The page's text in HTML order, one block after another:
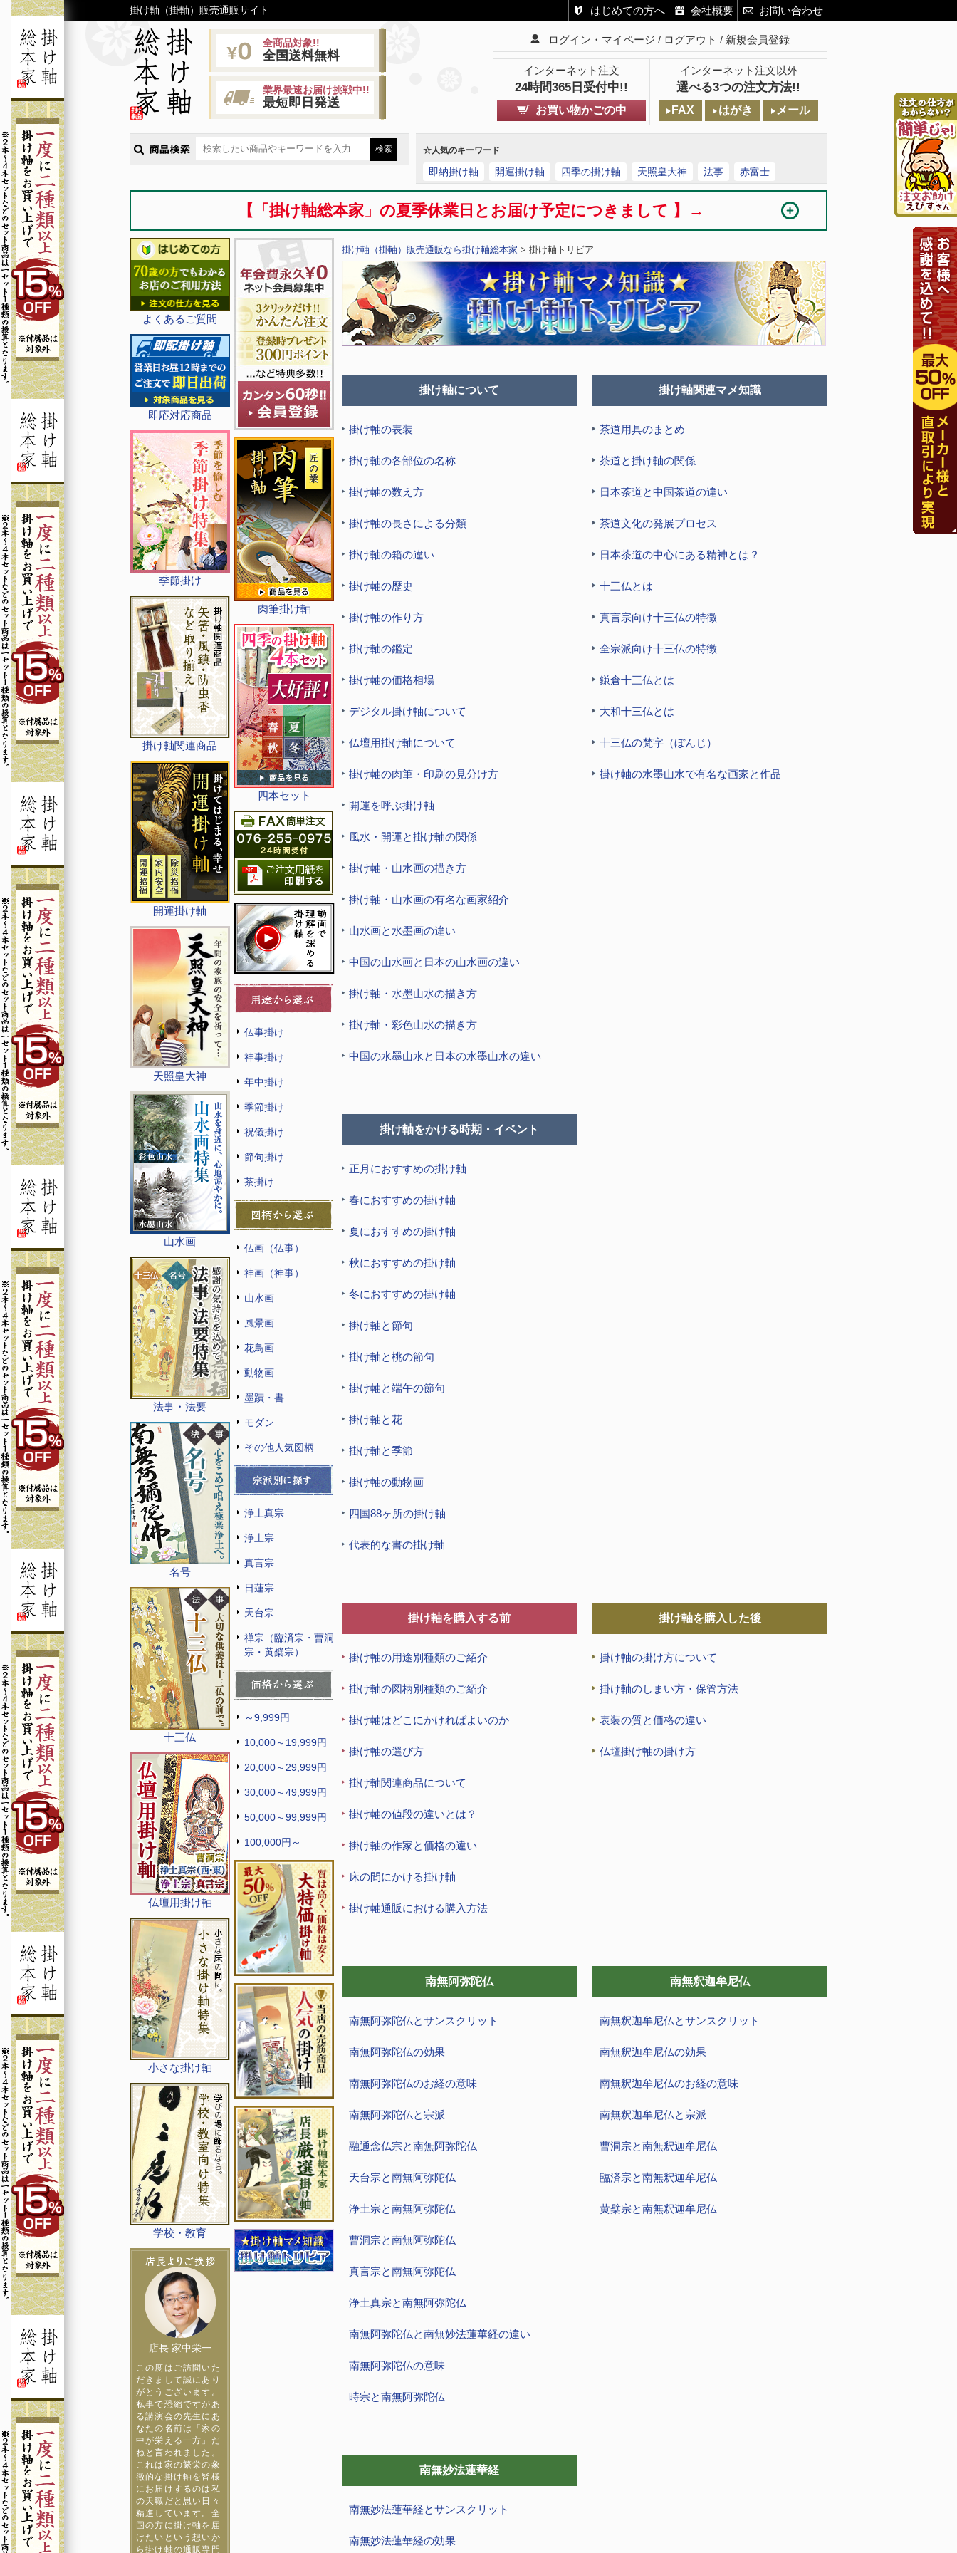
掛け軸（掛軸）販売通販サイト はじめての方へ 会社概要 お問い合わせ
全商品対象!!
全国送料無料
業界最速お届け挑戦中!!
最短即日発送
ログイン・マイページ ログアウト 新規会員登録
インターネット注文
24時間365日受付中!!
インターネット注文以外
選べる3つの注文方法!!
お買い物かごの中 FAX はがき メール
☆人気のキーワード
即納掛け軸 開運掛け軸 四季の掛け軸 天照皇大神 法事 赤富士
【「掛け軸総本家」の夏季休業日とお届け予定につきまして 】→
よくあるご質問
即応対応商品
季節掛け
掛け軸関連商品
開運掛け軸
天照皇大神
山水画
法事・法要
名号
十三仏
仏壇用掛け軸
小さな掛け軸
学校・教育
店長 家中栄一
この度はご訪問いた
だきまして誠にあり
がとうございます。
私事で恐縮ですがあ
る講演会の先生にあ
なたの名前は「家の
中が栄える一方」だ
ねと言われました。
これは家の繁栄の象
徴的な掛け軸を皆様
にお届けするのは私
の天職だと思い日々
精進しています。全
国の方に掛け軸を届
けたいという想いか
ら掛け軸の通販専門
肉筆掛け軸
四本セット
仏事掛け
神事掛け
年中掛け
季節掛け
祝儀掛け
節句掛け
茶掛け
仏画（仏事）
神画（神事）
山水画
風景画
花鳥画
動物画
墨蹟・書
モダン
その他人気図柄
浄土真宗
浄土宗
真言宗
日蓮宗
天台宗
禅宗（臨済宗・曹洞
宗・黄檗宗）
～9,999円
10,000～19,999円
20,000～29,999円
30,000～49,999円
50,000～99,999円
100,000円～
掛け軸（掛軸）販売通販なら掛け軸総本家 > 掛け軸トリビア
掛け軸について
掛け軸の表装
掛け軸の各部位の名称
掛け軸の数え方
掛け軸の長さによる分類
掛け軸の箱の違い
掛け軸の歴史
掛け軸の作り方
掛け軸の鑑定
掛け軸の価格相場
デジタル掛け軸について
仏壇用掛け軸について
掛け軸の肉筆・印刷の見分け方
開運を呼ぶ掛け軸
風水・開運と掛け軸の関係
掛け軸・山水画の描き方
掛け軸・山水画の有名な画家紹介
山水画と水墨画の違い
中国の山水画と日本の山水画の違い
掛け軸・水墨山水の描き方
掛け軸・彩色山水の描き方
中国の水墨山水と日本の水墨山水の違い
掛け軸関連マメ知識
茶道用具のまとめ
茶道と掛け軸の関係
日本茶道と中国茶道の違い
茶道文化の発展プロセス
日本茶道の中心にある精神とは？
十三仏とは
真言宗向け十三仏の特徴
全宗派向け十三仏の特徴
鎌倉十三仏とは
大和十三仏とは
十三仏の梵字（ぼんじ）
掛け軸の水墨山水で有名な画家と作品
掛け軸をかける時期・イベント
正月におすすめの掛け軸
春におすすめの掛け軸
夏におすすめの掛け軸
秋におすすめの掛け軸
冬におすすめの掛け軸
掛け軸と節句
掛け軸と桃の節句
掛け軸と端午の節句
掛け軸と花
掛け軸と季節
掛け軸の動物画
四国88ヶ所の掛け軸
代表的な書の掛け軸
掛け軸を購入する前
掛け軸の用途別種類のご紹介
掛け軸の図柄別種類のご紹介
掛け軸はどこにかければよいのか
掛け軸の選び方
掛け軸関連商品について
掛け軸の値段の違いとは？
掛け軸の作家と価格の違い
床の間にかける掛け軸
掛け軸通販における購入方法
掛け軸を購入した後
掛け軸の掛け方について
掛け軸のしまい方・保管方法
表装の質と価格の違い
仏壇掛け軸の掛け方
南無阿弥陀仏
南無阿弥陀仏とサンスクリット
南無阿弥陀仏の効果
南無阿弥陀仏のお経の意味
南無阿弥陀仏と宗派
融通念仏宗と南無阿弥陀仏
天台宗と南無阿弥陀仏
浄土宗と南無阿弥陀仏
曹洞宗と南無阿弥陀仏
真言宗と南無阿弥陀仏
浄土真宗と南無阿弥陀仏
南無阿弥陀仏と南無妙法蓮華経の違い
南無阿弥陀仏の意味
時宗と南無阿弥陀仏
南無釈迦牟尼仏
南無釈迦牟尼仏とサンスクリット
南無釈迦牟尼仏の効果
南無釈迦牟尼仏のお経の意味
南無釈迦牟尼仏と宗派
曹洞宗と南無釈迦牟尼仏
臨済宗と南無釈迦牟尼仏
黄檗宗と南無釈迦牟尼仏
南無妙法蓮華経
南無妙法蓮華経とサンスクリット
南無妙法蓮華経の効果